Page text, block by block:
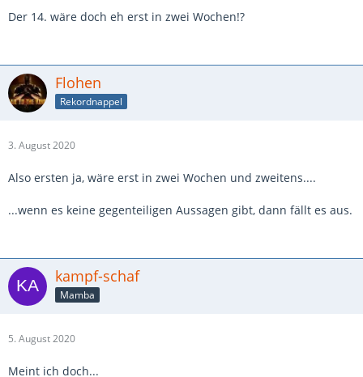
Der 14. wäre doch eh erst in zwei Wochen!?
Flohen
Rekordnappel
3. August 2020
Also ersten ja, wäre erst in zwei Wochen und zweitens....
...wenn es keine gegenteiligen Aussagen gibt, dann fällt es aus.
kampf-schaf
Mamba
5. August 2020
Meint ich doch...